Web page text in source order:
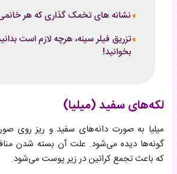
نشانه های تخمک گذاری که هر خانمی
تزریق فیلر سینه، هرچه لازم است
بخوانید!
لکه‌های سفید (میلیا)
میلیا به صورت دانه‌های سفید و ریز روی
گونه‌ها دیده می‌شود. علت آن بسته شدن
که باعث تجمع کراتین در زیر پوست می‌شود.